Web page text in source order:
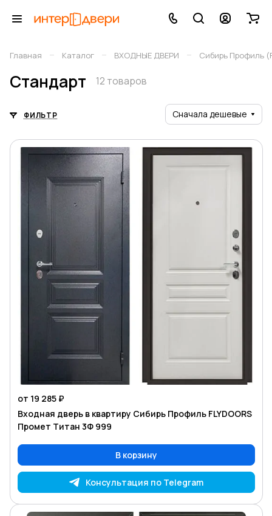
Главная – Каталог – ВХОДНЫЕ ДВЕРИ – Сибирь Профиль
Стандарт 12 товаров
ФИЛЬТР Сначала дешевые
от 19 285 ₽
Входная дверь в квартиру Сибирь Профиль FLYDOORS
Промет Титан 3Ф 999
В корзину
Консультация по Telegram